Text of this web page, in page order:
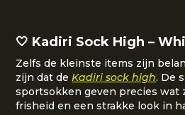
🤍 Kadiri Sock High –
Zelfs de kleinste items zijn
zijn dat de Kadiri sock high. De
sportsokken geven precies wat
frisheid en een strakke look in